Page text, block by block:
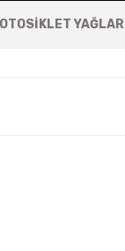
YAĞLARI